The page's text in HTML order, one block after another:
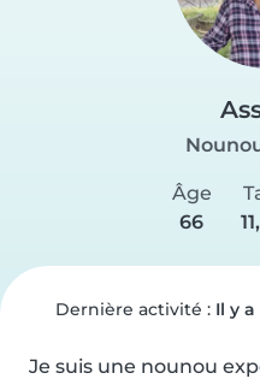
Âge
66
Dernière activité : Il y
Je suis une nounou